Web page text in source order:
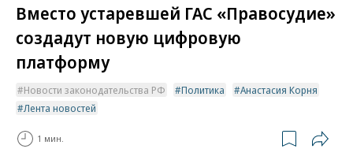
Вместо устаревшей ГАС «Правосудие»
создадут новую цифровую
платформу
Новости законодательства РФ Политика
Анастасия Корня
Лента новостей
1 мин.